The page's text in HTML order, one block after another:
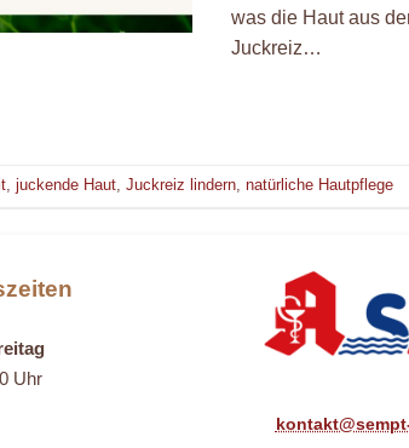
was die Haut aus
Juckreiz…
, juckende Haut, Juckreiz lindern, natürliche Hautpflege
Uhr